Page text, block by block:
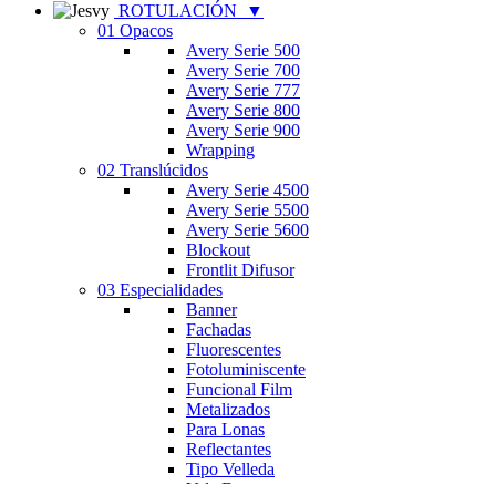
ROTULACIÓN
▼
01 Opacos
Avery Serie 500
Avery Serie 700
Avery Serie 777
Avery Serie 800
Avery Serie 900
Wrapping
02 Translúcidos
Avery Serie 4500
Avery Serie 5500
Avery Serie 5600
Blockout
Frontlit Difusor
03 Especialidades
Banner
Fachadas
Fluorescentes
Fotoluminiscente
Funcional Film
Metalizados
Para Lonas
Reflectantes
Tipo Velleda